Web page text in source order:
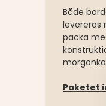
Både
levereras
packa
Paketet